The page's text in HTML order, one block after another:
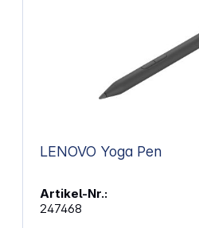
LENOVO Yoga Pen
Artikel-Nr.:
247468